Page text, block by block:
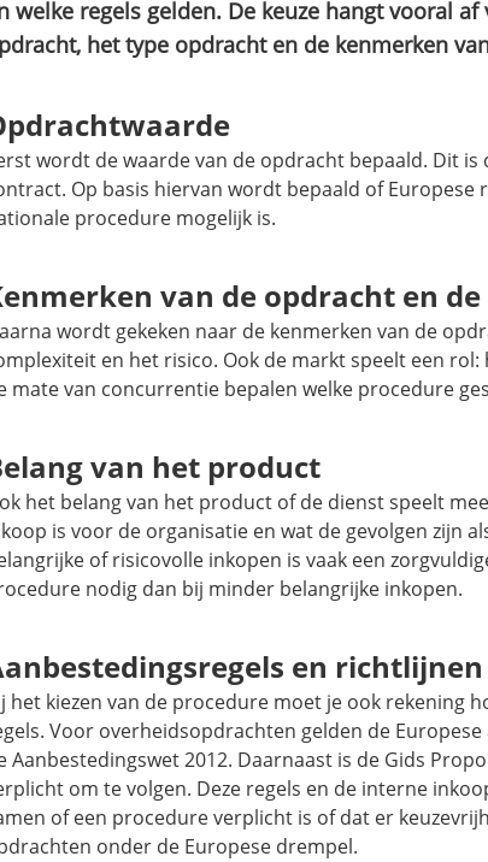
welke regels gelden. De keuze hangt vooral
het type opdracht en de kenmerken
wordt de waarde van de opdracht bepaald. Dit
Op basis hiervan wordt bepaald of Europese
procedure mogelijk is.
van de opdracht en
wordt gekeken naar de kenmerken van de
en het risico. Ook de markt speelt een
mate van concurrentie bepalen welke procedure
van het product
het belang van het product of de dienst speelt
is voor de organisatie en wat de gevolgen zijn
of risicovolle inkopen is vaak een
nodig dan bij minder belangrijke inkopen.
en richtlijnen
het kiezen van de procedure moet je ook rekening
Voor overheidsopdrachten gelden de
Aanbestedingswet 2012. Daarnaast is de Gids
om te volgen. Deze regels en de interne
of een procedure verplicht is of dat er
onder de Europese drempel.